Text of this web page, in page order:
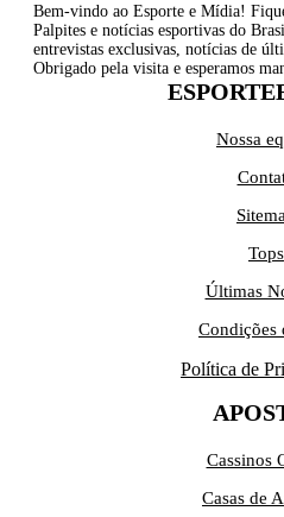
Bem-vindo ao Esporte e Mídia!
Palpites e notícias esportivas do
entrevistas exclusivas, notícias de
Obrigado pela visita e esperamos
Nossa
Tops
Últimas
Condições
Política de
Cassinos
Casas de